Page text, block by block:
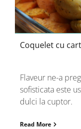
Coquelet cu
Flaveur ne-a
sofisticata este
dulci la cuptor.
Read More